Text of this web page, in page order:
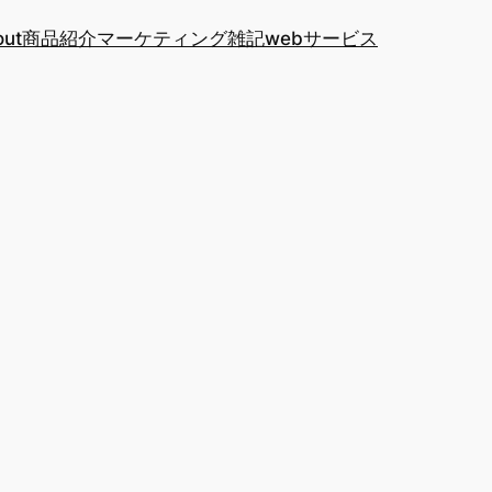
商品紹介マーケティング雑記webサービス